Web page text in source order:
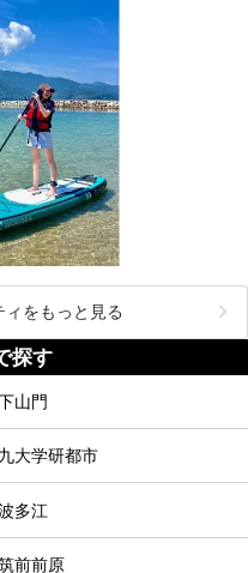
をもっと見る
探す
山門
九大学研都市
多江
前前原